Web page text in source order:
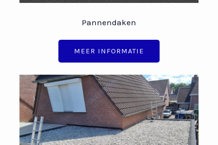
Pannendaken
MEER INFORMATIE